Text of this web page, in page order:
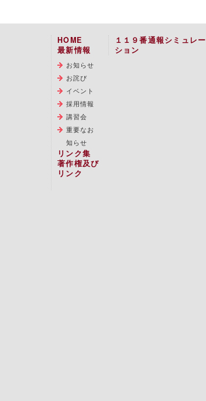
HOME
最新情報
お知らせ
お詫び
イベント
採用情報
講習会
重要なお
知らせ
リンク集
著作権及び
リンク
１１９番通報シミュレー
ション